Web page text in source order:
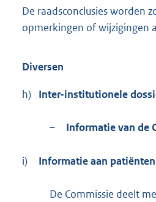
De raadsconclusies worden
opmerkingen of wijzigingen
Diversen
h) Inter-institutionele
– Informatie van de
i) Informatie aan patiënten
De Commissie deelt